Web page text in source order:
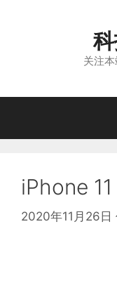
关注
iPhone
2020年11月26日